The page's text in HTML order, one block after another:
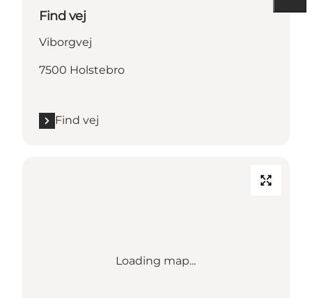
Find vej
Viborgvej
7500 Holstebro
Find vej
Loading map...